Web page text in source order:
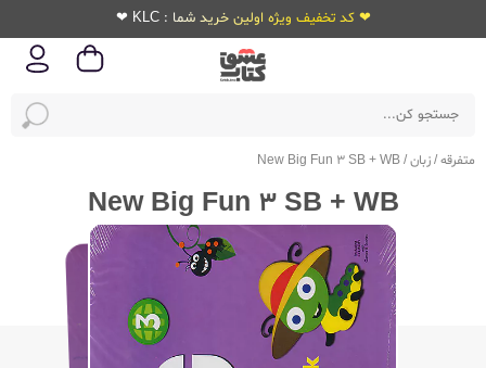
❤ کد تخفیف ویژه اولین خرید شما : KLC ❤
متفرقه/زبان/
New Big Fun 3 SB + WB
New Big Fun 3 SB + WB